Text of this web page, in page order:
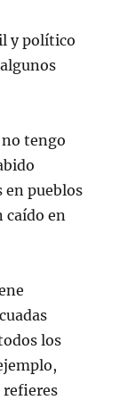
y político
tengo
en pueblos
caído en
los
refieres